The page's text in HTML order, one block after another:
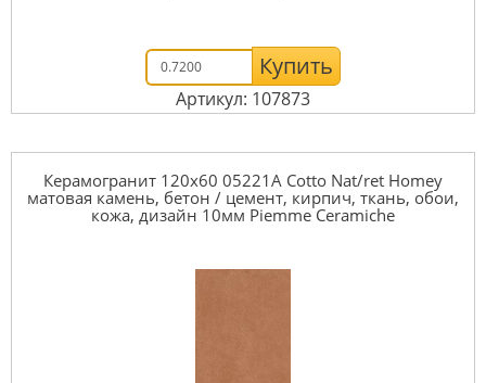
Купить
Артикул: 107873
Керамогранит 120x60 05221A Cotto Nat/ret Homey
матовая камень, бетон / цемент, кирпич, ткань, обои,
кожа, дизайн 10мм Piemme Ceramiche